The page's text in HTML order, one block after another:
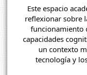
Este espacio
reflexionar sobre
funcionamiento
capacidades
un contexto
tecnología y